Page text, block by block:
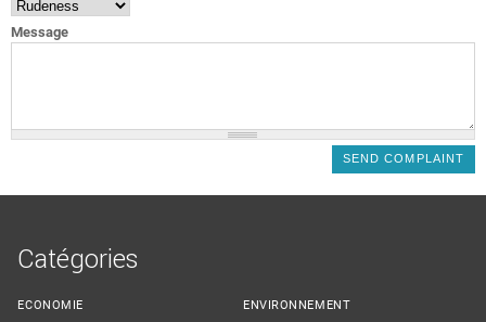
Message
Catégories
ECONOMIE
ENVIRONNEMENT